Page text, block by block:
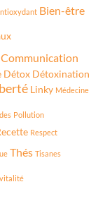
Bien-être
Communication
Détox Détoxination
Linky Médecine
Pollution
Respect
Thés Tisanes
vitalité